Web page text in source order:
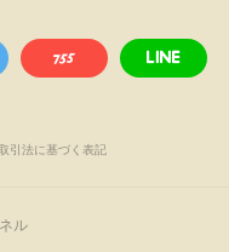
引法に基づく表記
ル